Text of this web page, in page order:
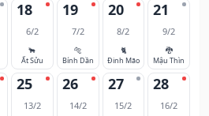
18
6/2
🐂
Ất Sửu
19
7/2
🐅
Bính Dần
20
8/2
🐈
Đinh Mão
21
9/2
🐉
Mậu Thìn
25
13/2
26
14/2
27
15/2
28
16/2